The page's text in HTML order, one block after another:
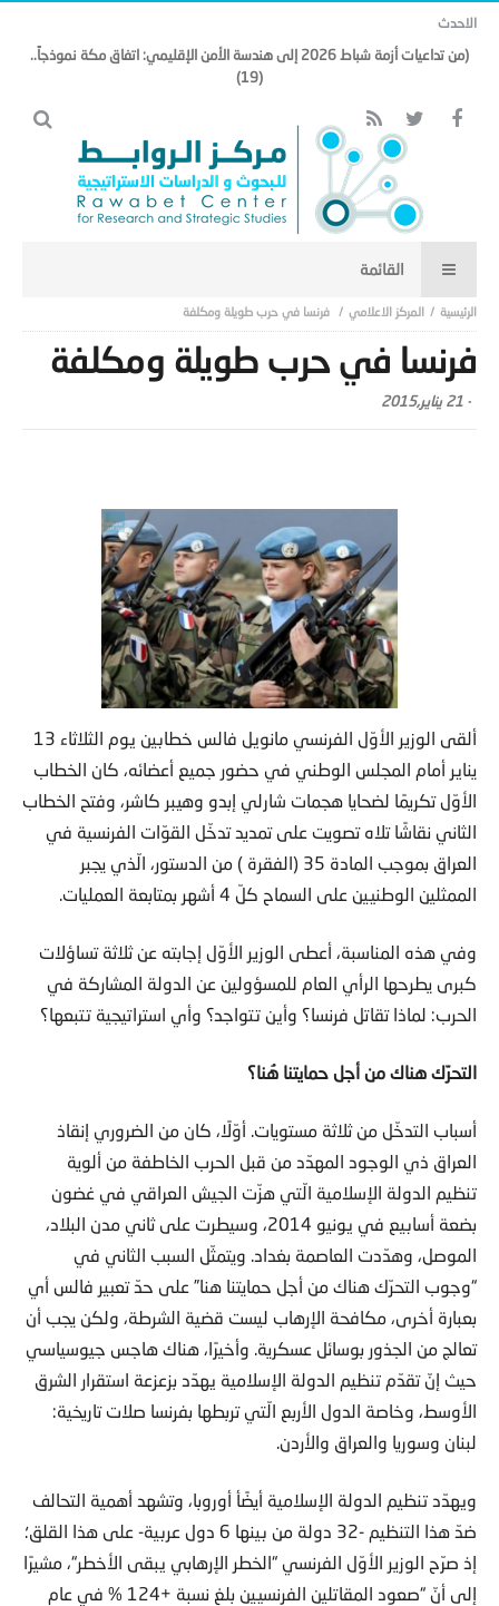
الاحدث
(من تداعيات أزمة شباط 2026 إلى هندسة الأمن الإقليمي: اتفاق مكة نموذجاً..
(19)
المركز الاعلامي فرنسا في حرب طويلة ومكلفة
فرنسا في حرب طويلة ومكلفة
- 21 يناير,2015
ألقى الوزير الأوّل الفرنسي مانويل فالس خطابين يوم الثلاثاء 13
يناير أمام المجلس الوطني في حضور جميع أعضائه، كان الخطاب
الأوّل تكريمًا لضحايا هجمات شارلي إبدو وهيبر كاشر، وفتح الخطاب
الثاني نقاشًا تلاه تصويت على تمديد تدخّل القوّات الفرنسية في
العراق بموجب المادة 35 (الفقرة ) من الدستور، الّذي يجبر
الممثلين الوطنيين على السماح كلّ 4 أشهر بمتابعة العمليات.
وفي هذه المناسبة، أعطى الوزير الأوّل إجابته عن ثلاثة تساؤلات
كبرى يطرحها الرأي العام للمسؤولين عن الدولة المشاركة في
الحرب: لماذا تقاتل فرنسا؟ وأين تتواجد؟ وأي استراتيجية تتبعها؟
التحرّك هناك من أجل حمايتنا هُنا؟
أسباب التدخّل من ثلاثة مستويات. أوّلًا، كان من الضروري إنقاذ
العراق ذي الوجود المهدّد من قبل الحرب الخاطفة من ألوية
تنظيم الدولة الإسلامية الّتي هزّت الجيش العراقي في غضون
بضعة أسابيع في يونيو 2014، وسيطرت على ثاني مدن البلاد،
الموصل، وهدّدت العاصمة بغداد. ويتمثّل السبب الثاني في
“وجوب التحرّك هناك من أجل حمايتنا هنا” على حدّ تعبير فالس أي
بعبارة أخرى، مكافحة الإرهاب ليست قضية الشرطة، ولكن يجب أن
تعالج من الجذور بوسائل عسكرية. وأخيرًا، هناك هاجس جيوسياسي
حيث إنّ تقدّم تنظيم الدولة الإسلامية يهدّد بزعزعة استقرار الشرق
الأوسط، وخاصة الدول الأربع الّتي تربطها بفرنسا صلات تاريخية:
لبنان وسوريا والعراق والأردن.
ويهدّد تنظيم الدولة الإسلامية أيضًأ أوروبا، وتشهد أهمية التحالف
ضدّ هذا التنظيم -32 دولة من بينها 6 دول عربية- على هذا القلق؛
إذ صرّح الوزير الأوّل الفرنسي “الخطر الإرهابي يبقى الأخطر“، مشيرًا
إلى أنّ “صعود المقاتلين الفرنسيين بلغ نسبة +124 % في عام